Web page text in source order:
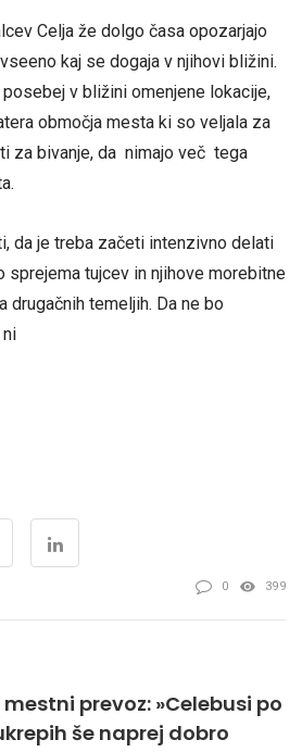
Celja že dolgo časa opozarjajo
kaj se dogaja v njihovi bližini.
v bližini omenjene lokacije,
območja mesta ki so veljala za
za bivanje, da nimajo več tega
da je treba začeti intenzivno delati
sprejema tujcev in njihove morebitne
drugačnih temeljih. Da ne bo
0 399
prevoz: »Celebusi po
še naprej dobro